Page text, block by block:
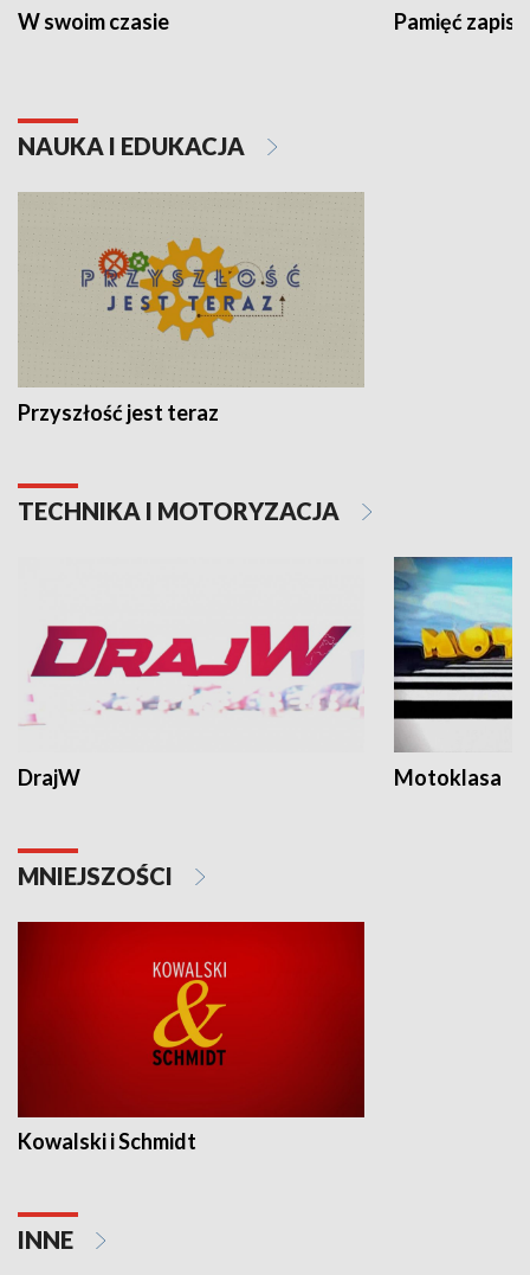
W swoim czasie Pamięć
NAUKA I EDUKACJA
Przyszłość jest teraz
TECHNIKA I MOTORYZACJA
DrajW Motoklasa
MNIEJSZOŚCI
Kowalski i Schmidt
INNE